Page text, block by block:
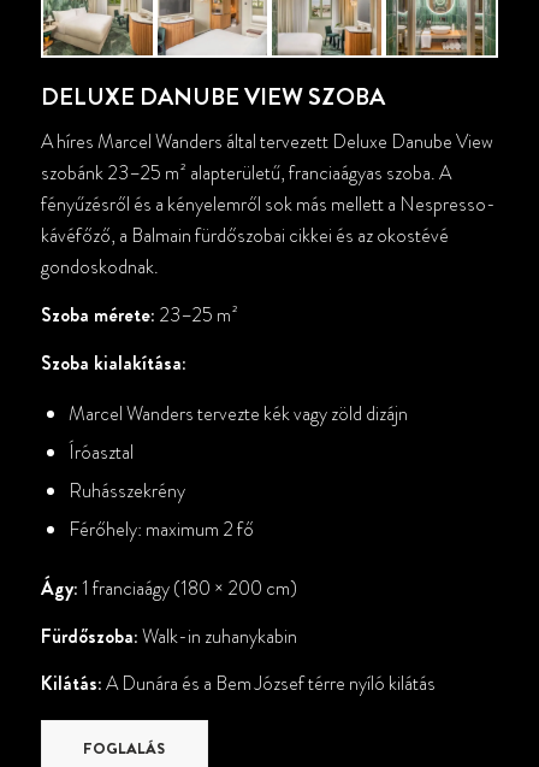
DELUXE DANUBE VIEW SZOBA
A híres Marcel Wanders által tervezett Deluxe Danube View
szobánk 23–25 m² alapterületű, franciaágyas szoba. A
fényűzésről és a kényelemről sok más mellett a Nespresso-
kávéfőző, a Balmain fürdőszobai cikkei és az okostévé
gondoskodnak.
Szoba mérete: 23–25 m²
Szoba kialakítása:
Marcel Wanders tervezte kék vagy zöld dizájn
Íróasztal
Ruhásszekrény
Férőhely: maximum 2 fő
Ágy:1 franciaágy (180 × 200 cm)
Fürdőszoba:Walk-in zuhanykabin
Kilátás:A Dunára és a Bem József térre nyíló kilátás
FOGLALÁS